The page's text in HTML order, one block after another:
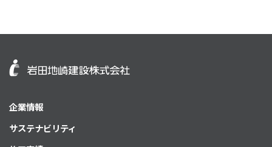
企業情報
サステナビリティ